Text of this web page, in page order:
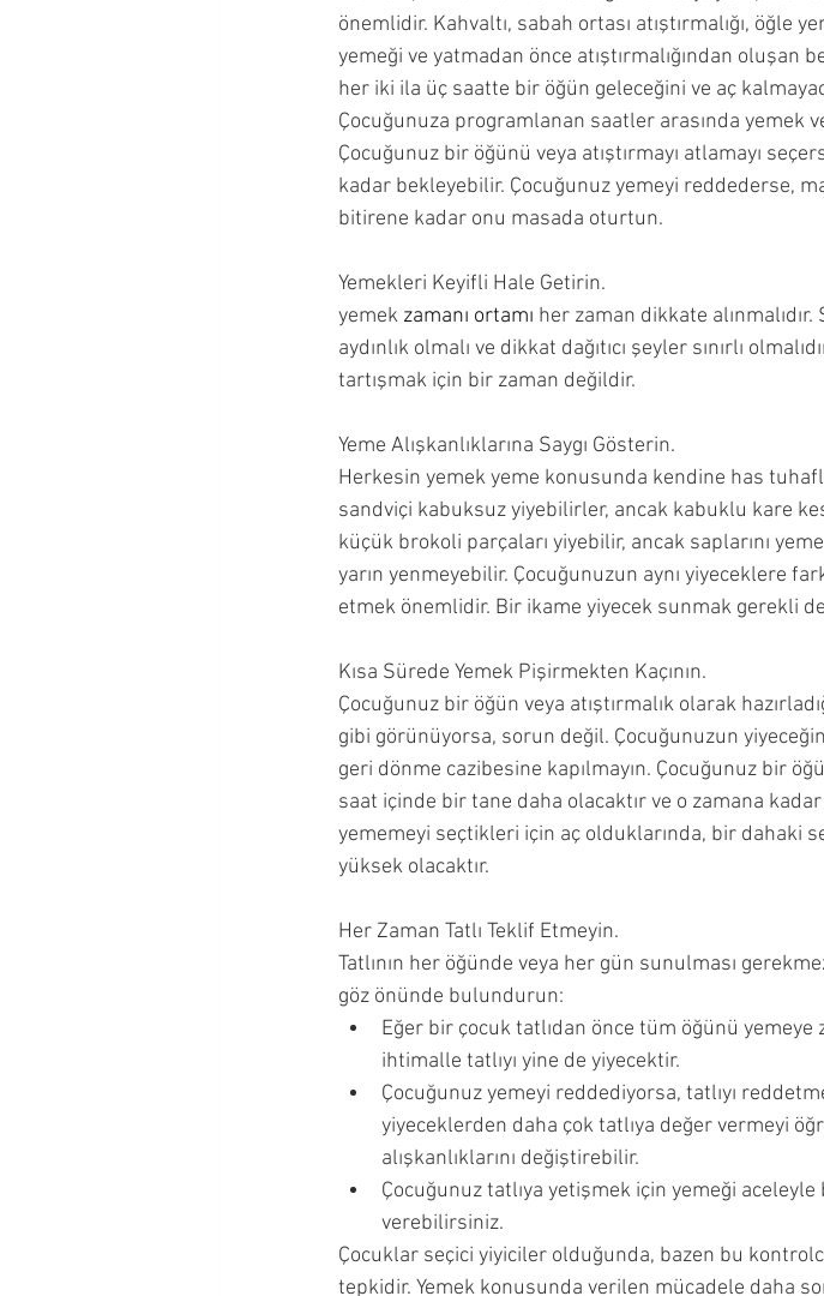
önemlidir. Kahvaltı, sabah ortası atıştırmalığı, öğle
yemeği ve yatmadan önce atıştırmalığından
her iki ila üç saatte bir öğün geleceğini ve aç
Çocuğunuza programlanan saatler arasında yemek
Çocuğunuz bir öğünü veya atıştırmayı atlamayı
kadar bekleyebilir. Çocuğunuz yemeyi reddederse,
bitirene kadar onu masada oturtun.
Yemekleri Keyifli Hale Getirin.
yemek zamanı ortamı her zaman dikkate
aydınlık olmalı ve dikkat dağıtıcı şeyler sınırlı
tartışmak için bir zaman değildir.
Yeme Alışkanlıklarına Saygı Gösterin.
Herkesin yemek yeme konusunda kendine has
sandviçi kabuksuz yiyebilirler, ancak kabuklu kare
küçük brokoli parçaları yiyebilir, ancak saplarını
yarın yenmeyebilir. Çocuğunuzun aynı yiyeceklere
etmek önemlidir. Bir ikame yiyecek sunmak gerekli
Kısa Sürede Yemek Pişirmekten Kaçının.
Çocuğunuz bir öğün veya atıştırmalık olarak
gibi görünüyorsa, sorun değil. Çocuğunuzun
geri dönme cazibesine kapılmayın. Çocuğunuz bir
saat içinde bir tane daha olacaktır ve o zamana
yememeyi seçtikleri için aç olduklarında, bir dahaki
yüksek olacaktır.
Her Zaman Tatlı Teklif Etmeyin.
Tatlının her öğünde veya her gün sunulması
göz önünde bulundurun:
Eğer bir çocuk tatlıdan önce tüm öğünü
ihtimalle tatlıyı yine de yiyecektir.
Çocuğunuz yemeyi reddediyorsa, tatlıyı
yiyeceklerden daha çok tatlıya değer vermeyi
alışkanlıklarını değiştirebilir.
Çocuğunuz tatlıya yetişmek için yemeği
verebilirsiniz.
Çocuklar seçici yiyiciler olduğunda, bazen bu
tepkidir. Yemek konusunda verilen mücadele daha